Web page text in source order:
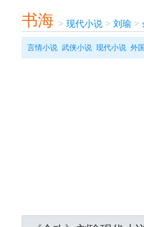
书海 > 现代小说> 刘瑜 >
言情小说 武侠小说 现代小说 外